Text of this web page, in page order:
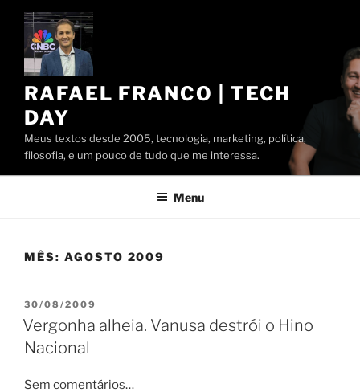
Pular
conteúdo
RAFAEL FRANCO | TECH
DAY
Meus textos desde 2005, tecnologia, marketing, política,
filosofia, e um pouco de tudo que me interessa.
Menu
MÊS: AGOSTO 2009
PUBLICADO
EM
30/08/2009
Vergonha alheia. Vanusa destrói o Hino
Nacional
Sem comentários…